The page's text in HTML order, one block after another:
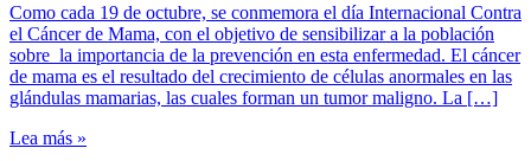
Como cada 19 de octubre, se conmemora el día Internacional Contra
el Cáncer de Mama, con el objetivo de sensibilizar a la población
sobre la importancia de la prevención en esta enfermedad. El cáncer
de mama es el resultado del crecimiento de células anormales en las
glándulas mamarias, las cuales forman un tumor maligno. La […]
Lea más »